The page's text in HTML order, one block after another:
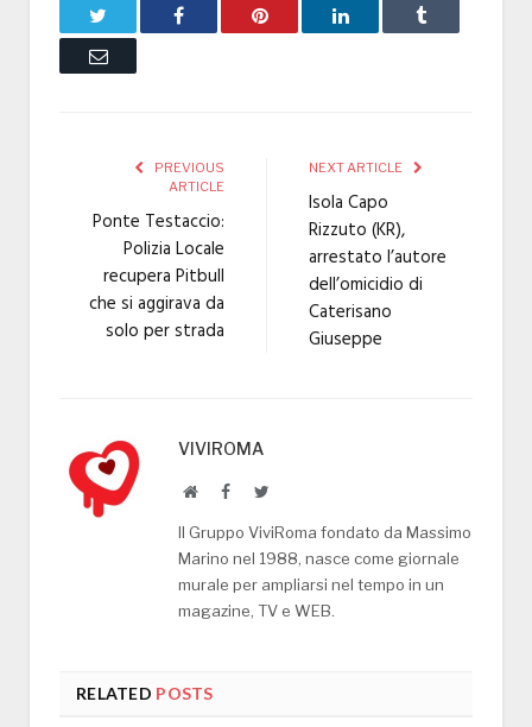
Facebook Pinterest LinkedIn Tumblr
Email
PREVIOUS
ARTICLE
Ponte Testaccio:
Polizia Locale
recupera Pitbull
che si aggirava da
solo per strada
NEXT ARTICLE
Isola Capo
Rizzuto (KR),
arrestato l’autore
dell’omicidio di
Caterisano
Giuseppe
VIVIROMA
WebsiteFacebookTwitter
Il Gruppo ViviRoma fondato da Massimo
Marino nel 1988, nasce come giornale
murale per ampliarsi nel tempo in un
magazine, TV e WEB.
RELATED POSTS